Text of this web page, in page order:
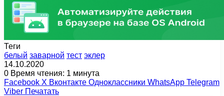
Теги
белый заварной тест эклер
14.10.2020
0 Время чтения: 1 минута
Facebook X Вконтакте Одноклассники WhatsApp Telegram
Viber Печатать